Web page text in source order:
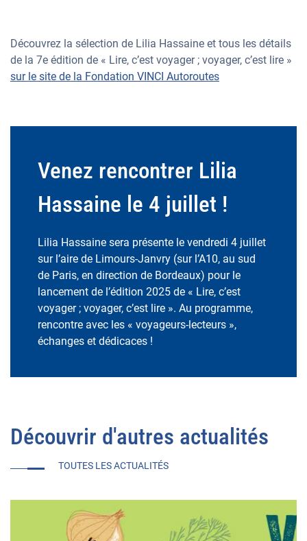
Découvrez la sélection de Lilia Hassaine et tous les détails
de la 7e édition de « Lire, c’est voyager ; voyager, c’est lire »
sur le site de la Fondation VINCI Autoroutes
Venez rencontrer Lilia
Hassaine le 4 juillet !
Lilia Hassaine sera présente le vendredi 4 juillet
sur l’aire de Limours-Janvry (sur l’A10, au sud
de Paris, en direction de Bordeaux) pour le
lancement de l’édition 2025 de « Lire, c’est
voyager ; voyager, c’est lire ». Au programme,
rencontre avec les « voyageurs-lecteurs »,
échanges et dédicaces !
Découvrir d'autres actualités
TOUTES LES ACTUALITÉS